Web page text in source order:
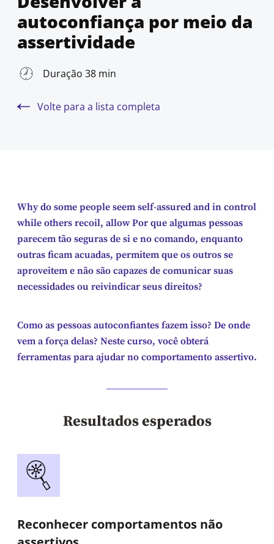
autoconfiança por meio da
assertividade
Duração 38 min
Volte para a lista completa
Why do some people seem self-assured and in control
while others recoil, allow Por que algumas pessoas
parecem tão seguras de si e no comando, enquanto
outras ficam acuadas, permitem que os outros se
aproveitem e não são capazes de comunicar suas
necessidades ou reivindicar seus direitos?
Como as pessoas autoconfiantes fazem isso? De onde
vem a força delas? Neste curso, você obterá
ferramentas para ajudar no comportamento assertivo.
Resultados esperados
Reconhecer comportamentos não